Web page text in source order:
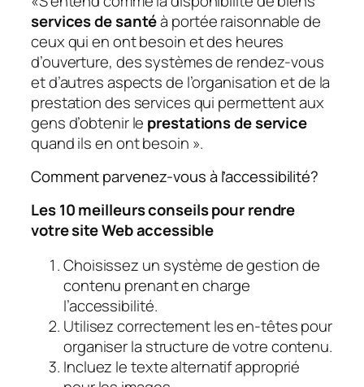
services de santéà portée raisonnable de
ceux qui en ont besoin et des heures
d’ouverture, des systèmes de rendez-vous
et d’autres aspects de l’organisation et de la
prestation des services qui permettent aux
gens d’obtenir le prestations de service
quand ils en ont besoin ».
Comment parvenez-vous à l’accessibilité?
Les 10 meilleurs conseils pour rendre
votre site Web accessible
Choisissez un système de gestion de
contenu prenant en charge
l’accessibilité.
Utilisez correctement les en-têtes pour
organiser la structure de votre contenu.
Incluez le texte alternatif approprié